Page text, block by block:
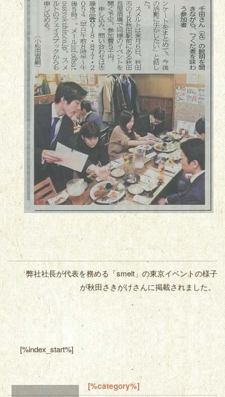
弊社社長が代表を務める「smelt」の東京イベントの様子
が秋田さきがけさんに掲載されました。
[%index_start%]
[%category%]